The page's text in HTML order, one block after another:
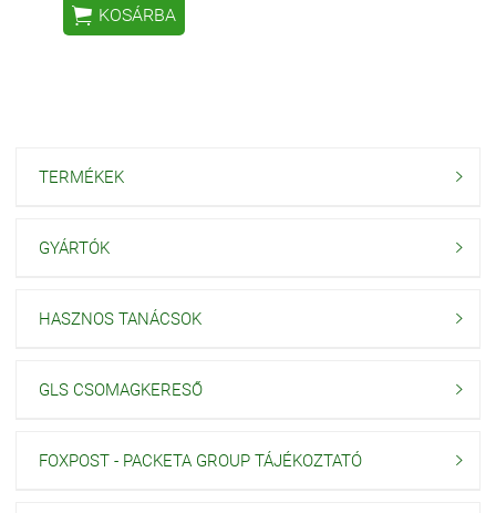
 KOSÁRBA
TERMÉKEK 
GYÁRTÓK 
HASZNOS TANÁCSOK 
GLS CSOMAGKERESŐ 
FOXPOST - PACKETA GROUP TÁJÉKOZTATÓ 